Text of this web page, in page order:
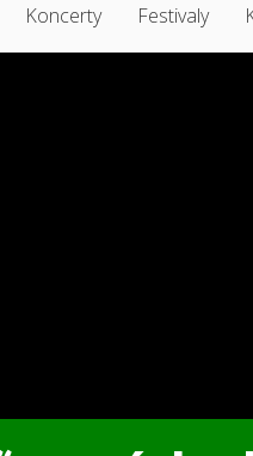
Koncerty Festivaly